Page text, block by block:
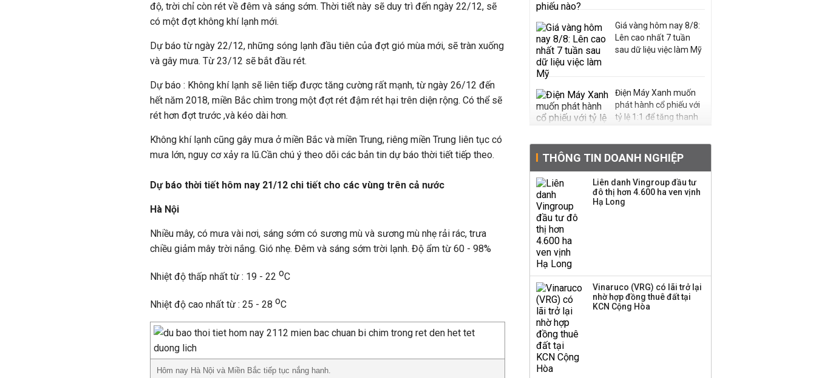
độ, trời chỉ còn rét về đêm và sáng sớm. Thời tiết này sẽ duy trì đến ngày 22/12, sẽ
có một đợt không khí lạnh mới.
Dự báo từ ngày 22/12, những sóng lạnh đầu tiên của đợt gió mùa mới, sẽ tràn xuống
và gây mưa. Từ 23/12 sẽ bắt đầu rét.
Dự báo : Không khí lạnh sẽ liên tiếp được tăng cường rất mạnh, từ ngày 26/12 đến
hết năm 2018, miền Bắc chìm trong một đợt rét đậm rét hại trên diện rộng. Có thể sẽ
rét hơn đợt trước ,và kéo dài hơn.
Không khí lạnh cũng gây mưa ở miền Bắc và miền Trung, riêng miền Trung liên tục có
mưa lớn, nguy cơ xảy ra lũ.Cần chú ý theo dõi các bản tin dự báo thời tiết tiếp theo.
Dự báo thời tiết hôm nay 21/12 chi tiết cho các vùng trên cả nước
Hà Nội
Nhiều mây, có mưa vài nơi, sáng sớm có sương mù và sương mù nhẹ rải rác, trưa
chiều giảm mây trời nắng. Gió nhẹ. Đêm và sáng sớm trời lạnh. Độ ẩm từ 60 - 98%
Nhiệt độ thấp nhất từ : 19 - 22 oC
Nhiệt độ cao nhất từ : 25 - 28 oC
Hôm nay Hà Nội và Miền Bắc tiếp tục nắng hanh.
Giá vàng hôm nay 8/8:
Lên cao nhất 7 tuần
sau dữ liệu việc làm Mỹ
Điện Máy Xanh muốn
phát hành cổ phiếu với
tỷ lệ 1:1 để tăng thanh
Quy hoạch 4 khu lấn
biển ở Phú Quốc
hàng
Dự án Sheraton Phú
THÔNG TIN DOANH NGHIỆP
Liên danh Vingroup đầu tư
đô thị hơn 4.600 ha ven vịnh
Hạ Long
Vinaruco (VRG) có lãi trở lại
nhờ hợp đồng thuê đất tại
KCN Cộng Hòa